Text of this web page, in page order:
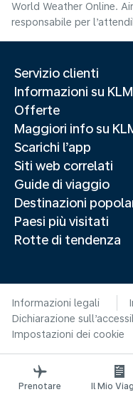
World Weather Online.
responsabile per
Servizio clienti
Informazioni su KLM
Offerte
Maggiori info su
Scarichi l’app
Siti web correlati
Guide di viaggio
Destinazioni
Paesi più visitati
Rotte di tendenza
Informazioni legali
Dichiarazione
Impostazioni dei cookie
Prenotare Il Mio